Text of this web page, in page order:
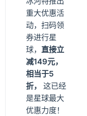
重大优惠活
动，扫码领
券进行星
球， 直接立
减149元，
相当于5
折，
这已经
是星球最大
优惠力度！